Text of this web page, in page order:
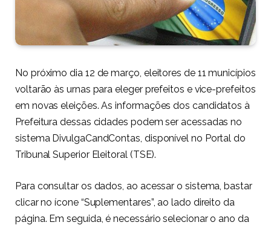
No próximo dia 12 de março, eleitores de 11 municípios
voltarão às urnas para eleger prefeitos e vice-prefeitos
em novas eleições. As informações dos candidatos à
Prefeitura dessas cidades podem ser acessadas no
sistema DivulgaCandContas, disponível no Portal do
Tribunal Superior Eleitoral (TSE).
Para consultar os dados, ao acessar o sistema, bastar
clicar no ícone “Suplementares”, ao lado direito da
página. Em seguida, é necessário selecionar o ano da